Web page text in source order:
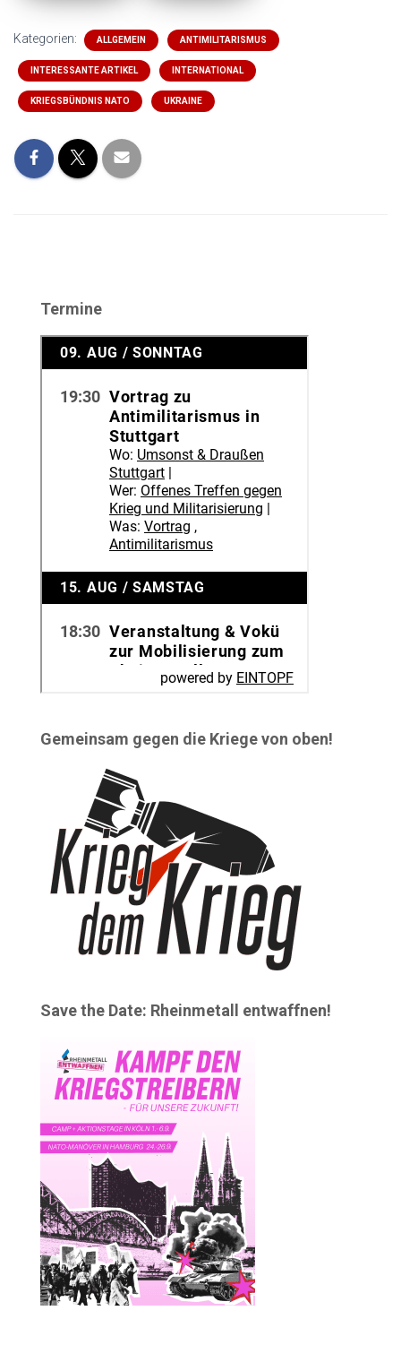
Kategorien: ALLGEMEIN ANTIMILITARISMUS
INTERESSANTE ARTIKEL INTERNATIONAL
KRIEGSBÜNDNIS NATO UKRAINE
Termine
Gemeinsam gegen die Kriege von oben!
Save the Date: Rheinmetall entwaffnen!